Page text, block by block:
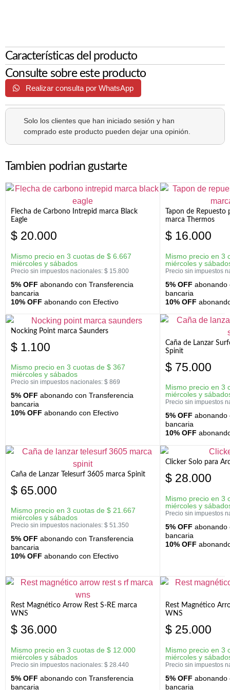
Características del producto
Consulte sobre este producto
Realizar consulta por WhatsApp
Solo los clientes que han iniciado sesión y han
comprado este producto pueden dejar una opinión.
Tambien podrian gustarte
Flecha de Carbono Intrepid marca Black
Eagle
$ 20.000
Mismo precio en 3 cuotas de $ 6.667
miércoles y sábados
Precio sin impuestos nacionales: $ 15.800
5% OFF abonando con Transferencia
bancaria
10% OFF abonando con Efectivo
Tapon de Repuesto
marca Thermos
$ 16.000
Mismo precio en 3
miércoles y
Precio sin impuestos
5% OFF abonando
bancaria
10% OFF
Nocking Point marca Saunders
$ 1.100
Mismo precio en 3 cuotas de $ 367
miércoles y sábados
Precio sin impuestos nacionales: $ 869
5% OFF abonando con Transferencia
bancaria
10% OFF abonando con Efectivo
Caña de Lanzar
Spinit
$ 75.000
Mismo precio en 3
miércoles y
Precio sin impuestos
5% OFF abonando
bancaria
10% OFF
Caña de Lanzar Telesurf 3605 marca Spinit
$ 65.000
Mismo precio en 3 cuotas de $ 21.667
miércoles y sábados
Precio sin impuestos nacionales: $ 51.350
5% OFF abonando con Transferencia
bancaria
10% OFF abonando con Efectivo
Clicker Solo para
$ 28.000
Mismo precio en 3
miércoles y
Precio sin impuestos
5% OFF abonando
bancaria
10% OFF
Rest Magnético Arrow Rest S-RE marca
WNS
$ 36.000
Mismo precio en 3 cuotas de $ 12.000
miércoles y sábados
Precio sin impuestos nacionales: $ 28.440
5% OFF abonando con Transferencia
bancaria
Rest Magnético
WNS
$ 25.000
Mismo precio en 3
miércoles y
Precio sin impuestos
5% OFF abonando
bancaria